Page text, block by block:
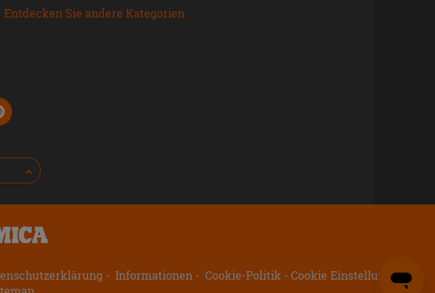
Entdecken Sie andere Kategorien
Informationen Cookie-Politik
Cookie Einstellungen